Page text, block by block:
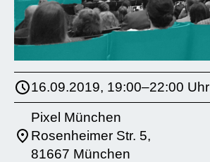
16.09.2019, 19:00–22:00 Uhr
Pixel München
Rosenheimer Str. 5,
81667 München